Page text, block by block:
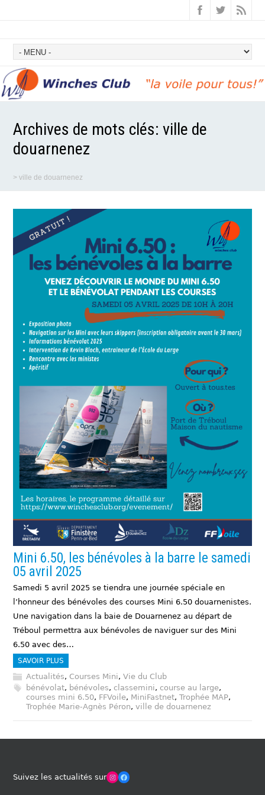
Archives de mots clés:ville de
douarnenez
>ville de douarnenez
Mini 6.50, les bénévoles à la barre le samedi
05 avril 2025
Samedi 5 avril 2025 se tiendra une journée spéciale en
l’honneur des bénévoles des courses Mini 6.50 douarnenistes.
Une navigation dans la baie de Douarnenez au départ de
Tréboul permettra aux bénévoles de naviguer sur des Mini
6.50 avec des…
SAVOIR PLUS
Actualités,Courses Mini,Vie du Club
bénévolat, bénévoles,classemini,course au large,
courses mini 6.50, FFVoile, MiniFastnet,Trophée MAP,
Trophée Marie-Agnès Péron,ville de douarnenez
Suivez les actualités surWinches Club OfficielFacebook